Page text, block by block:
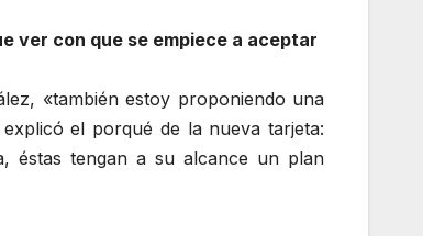
ver con que se empiece a aceptar
«también estoy proponiendo una
el porqué de la nueva tarjeta:
éstas tengan a su alcance un plan